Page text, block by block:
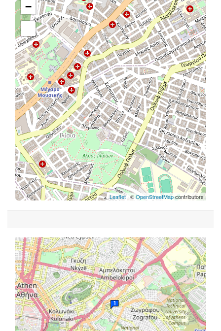
−
Leaflet| ©OpenStreetMapcontributors